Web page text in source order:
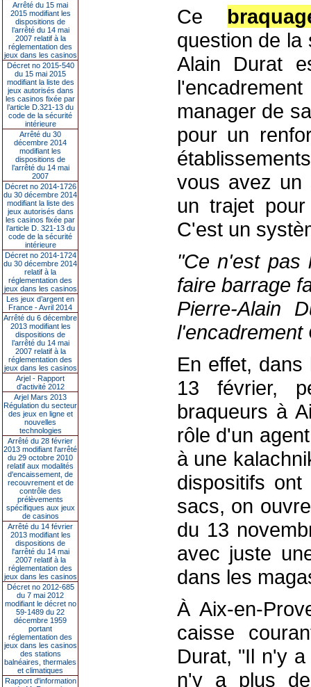
Arrêté du 15 mai
2015 modifiant les
dispositions de
l’arrêté du 14 mai
2007 relatif à la
réglementation des
jeux dans les casinos
Décret no 2015-540
du 15 mai 2015
modifiant la liste des
jeux autorisés dans
les casinos fixée par
l’article D.321-13 du
code de la sécurité
intérieure
Arrêté du 30
décembre 2014
modifiant les
dispositions de
l’arrêté du 14 mai
2007
Décret no 2014-1726
du 30 décembre 2014
modifiant la liste des
jeux autorisés dans
les casinos fixée par
l’article D. 321-13 du
code de la sécurité
intérieure
Décret no 2014-1724
du 30 décembre 2014
relatif à la
réglementation des
jeux dans les casinos
Les jeux d’argent en
France - Avril 2014
Arrêté du 6 décembre
2013 modifiant les
dispositions de
l’arrêté du 14 mai
2007 relatif à la
réglementation des
jeux dans les casinos
Arjel - Rapport
d'activité 2012
Arjel Mars 2013
Régulation du secteur
des jeux en ligne et
nouvelles
technologies
Arrêté du 28 février
2013 modifiant l'arrêté
du 29 octobre 2010
relatif aux modalités
d'encaissement, de
recouvrement et de
contrôle des
prélèvements
spécifiques aux jeux
de casinos
Arrêté du 14 février
2013 modifiant les
dispositions de
l'arrêté du 14 mai
2007 relatif à la
réglementation des
jeux dans les casinos
Décret no 2012-685
du 7 mai 2012
modifiant le décret no
59-1489 du 22
décembre 1959
portant
réglementation des
jeux dans les casinos
des stations
balnéaires, thermales
et climatiques
Rapport d'information
Ce
question de la
Alain Durat
manager de
pour un
vous avez un
un trajet
C'est un
"Ce n'est pas
faire barrage
Pierre-Alain
l'encadrement
En effet,
13 février,
braqueurs à
rôle d'un
à une
dispositifs
sacs, on
du 13
avec juste
dans les
À Aix-en-
caisse
Durat, "Il n'y
n'y a plus